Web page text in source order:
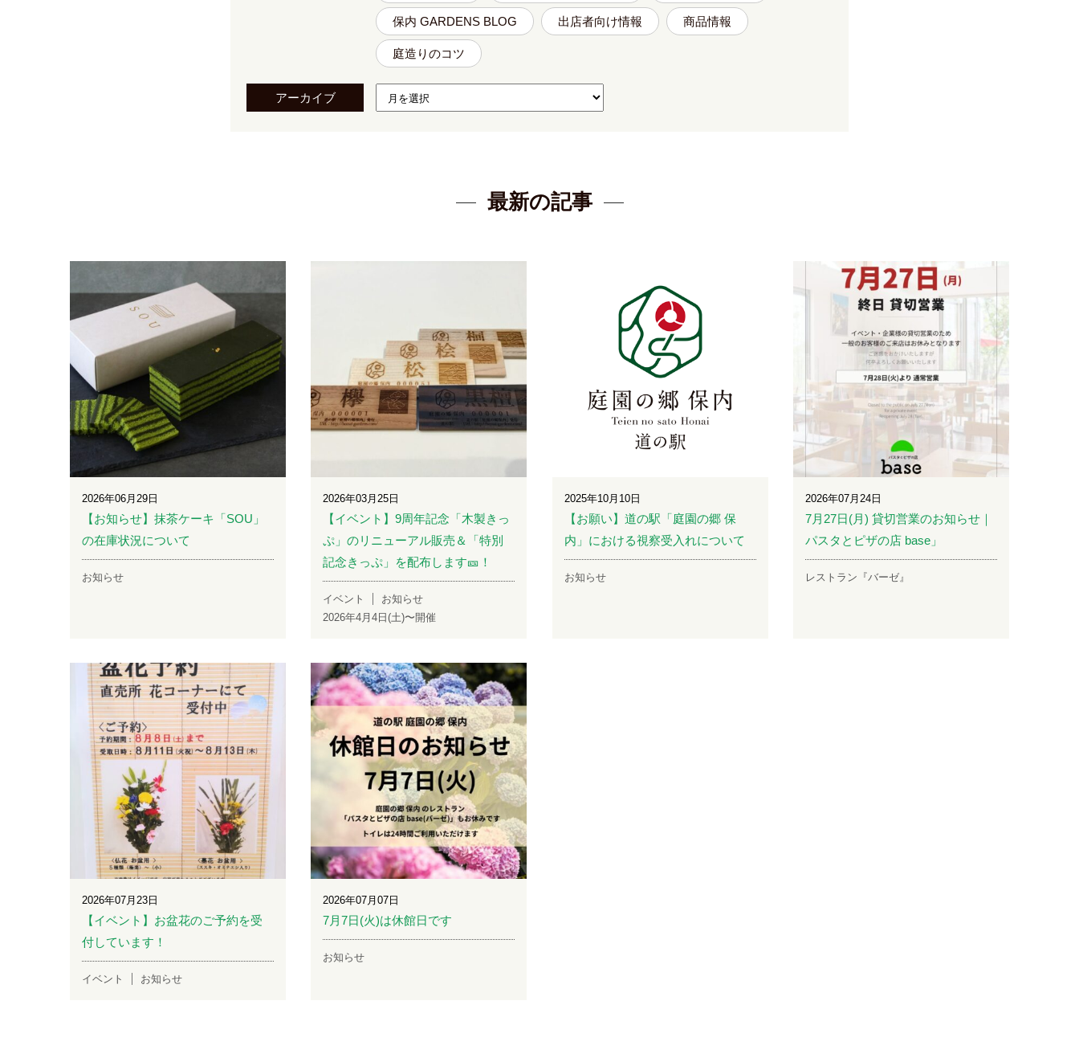
保内 GARDENS BLOG 出店者向け情報 商品情報
庭造りのコツ
アーカイブ
最新の記事
2026年06月29日
【お知らせ】抹茶ケーキ「SOU」
の在庫状況について
お知らせ
2026年03月25日
【イベント】9周年記念「木製きっ
ぷ」のリニューアル販売＆「特別
記念きっぷ」を配布します🎫！
イベント
お知らせ
2026年4月4日(土)〜開催
2025年10月10日
【お願い】道の駅「庭園の郷 保
内」における視察受入れについて
お知らせ
2026年07月24日
7月27日(月) 貸切営業のお知らせ｜
パスタとピザの店 base」
レストラン『バーゼ』
2026年07月23日
【イベント】お盆花のご予約を受
付しています！
イベント お知らせ
2026年07月07日
7月7日(火)は休館日です
お知らせ